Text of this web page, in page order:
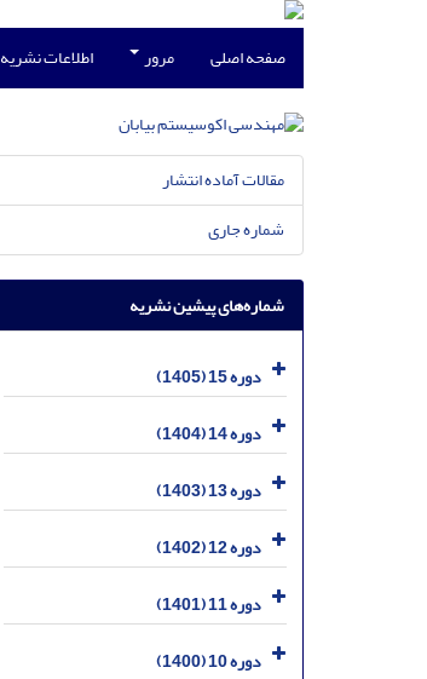
صفحه اصلی مرور اطلاعات نشریه
مقالات آماده انتشار
شماره جاری
شماره‌های پیشین نشریه
دوره 15 (1405)
دوره 14 (1404)
دوره 13 (1403)
دوره 12 (1402)
دوره 11 (1401)
دوره 10 (1400)